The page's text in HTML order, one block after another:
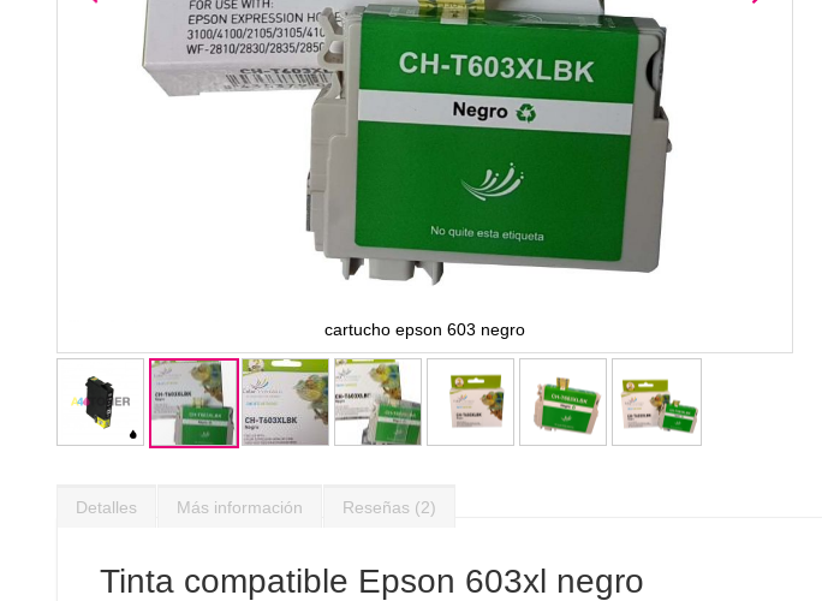
cartucho epson 603 negro
comienzo
Detalles
Tinta compatible Epson 603xl negro
Más información Reseñas 2